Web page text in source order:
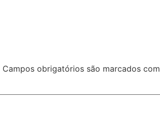
Campos obrigatórios são marcados com